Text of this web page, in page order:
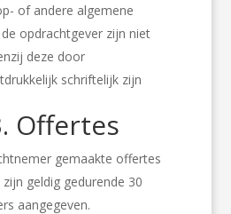
of andere algemene
opdrachtgever zijn niet
deze door
schriftelijk zijn
Offertes
gemaakte offertes
geldig gedurende 30
aangegeven.